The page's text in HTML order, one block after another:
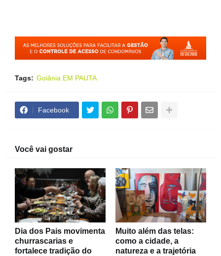
Tags: Goiânia EM PAUTA
Facebook
Você vai gostar
Dia dos Pais movimenta
churrascarias e
fortalece tradição do
Muito além das telas:
como a cidade, a
natureza e a trajetória